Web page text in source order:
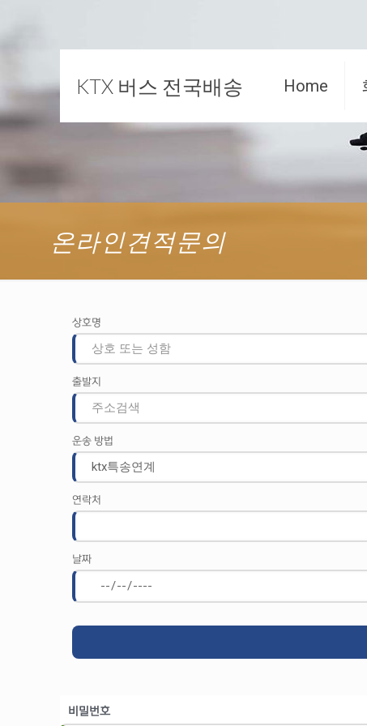
KTX 버스 전국배송 Home
온라인견적문의
상호명
출발지
운송 방법
연락처
날짜
비밀번호